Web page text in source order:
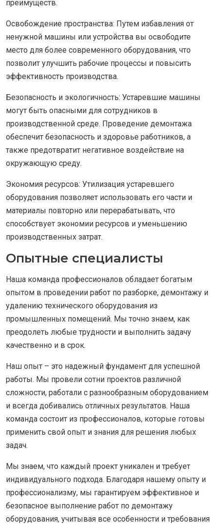
преимуществ.
Освобождение пространства: Путем избавления от
ненужной машины или устройства вы освободите
место для более современного оборудования, что
позволит улучшить рабочие процессы и повысить
эффективность производства.
Безопасность и экологичность: Устаревшие машины
могут быть опасными для сотрудников в
производственной среде. Проведение демонтажа
обеспечит безопасность и здоровье работников, а
также предотвратит негативное воздействие на
окружающую среду.
Экономия ресурсов: Утилизация устаревшего
оборудования позволяет использовать его части и
материалы повторно или перерабатывать, что
способствует экономии ресурсов и уменьшению
производственных затрат.
Опытные специалисты
Наша команда профессионалов обладает богатым
опытом в проведении работ по разборке, демонтажу и
удалению технического оборудования из
промышленных помещений. Мы точно знаем, как
преодолеть любые трудности и выполнить задачу
качественно и в срок.
Наш опыт – это надежный фундамент для успешной
работы. Мы провели сотни проектов различной
сложности, работали с разнообразным оборудованием
и всегда добивались отличных результатов. Наша
команда состоит из профессионалов, которые готовы
применить свой опыт и знания для решения любых
задач.
Мы знаем, что каждый проект уникален и требует
индивидуального подхода. Благодаря нашему опыту и
профессионализму, мы гарантируем эффективное и
безопасное выполнение работ по демонтажу
оборудования, учитывая все особенности и требования